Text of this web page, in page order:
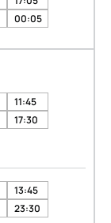
00:05
11:45
17:30
13:45
23:30